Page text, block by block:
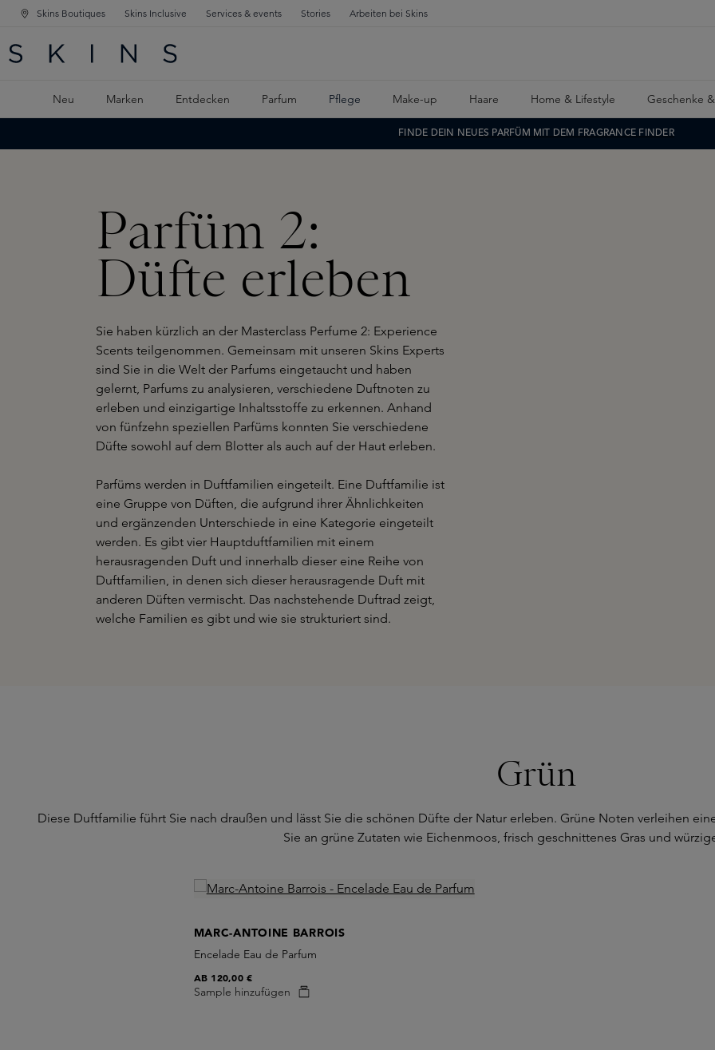
SPRINGEN
SPRINGEN
Skins Boutiques Skins Inclusive Services & events Stories Arbeiten bei Skins
Neu Marken Entdecken Parfum Pflege Make-up Haare Home & Lifestyle Geschenke
FINDE DEIN NEUES PARFÜM MIT DEM FRAGRANCE FINDER
Parfüm 2:
Düfte erleben
Sie haben kürzlich an der Masterclass Perfume 2: Experience
Scents teilgenommen. Gemeinsam mit unseren Skins Experts
sind Sie in die Welt der Parfums eingetaucht und haben
gelernt, Parfums zu analysieren, verschiedene Duftnoten zu
erleben und einzigartige Inhaltsstoffe zu erkennen. Anhand
von fünfzehn speziellen Parfüms konnten Sie verschiedene
Düfte sowohl auf dem Blotter als auch auf der Haut erleben.
Parfüms werden in Duftfamilien eingeteilt. Eine Duftfamilie ist
eine Gruppe von Düften, die aufgrund ihrer Ähnlichkeiten
und ergänzenden Unterschiede in eine Kategorie eingeteilt
werden. Es gibt vier Hauptduftfamilien mit einem
herausragenden Duft und innerhalb dieser eine Reihe von
Duftfamilien, in denen sich dieser herausragende Duft mit
anderen Düften vermischt. Das nachstehende Duftrad zeigt,
welche Familien es gibt und wie sie strukturiert sind.
Grün
Diese Duftfamilie führt Sie nach draußen und lässt Sie die schönen Düfte der Natur erleben. Grüne Noten verleihen
Sie an grüne Zutaten wie Eichenmoos, frisch geschnittenes Gras und
Skip product gallery
MARC-ANTOINE BARROIS
Encelade Eau de Parfum
Sample hinzufügen
AB 120,00 €